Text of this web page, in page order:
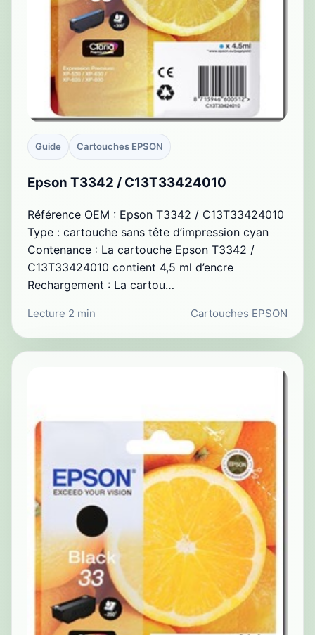
Guide Cartouches EPSON
Epson T3342 / C13T33424010
Référence OEM : Epson T3342 / C13T33424010
Type : cartouche sans tête d’impression cyan
Contenance : La cartouche Epson T3342 /
C13T33424010 contient 4,5 ml d’encre
Rechargement : La cartou…
Lecture 2 min Cartouches EPSON